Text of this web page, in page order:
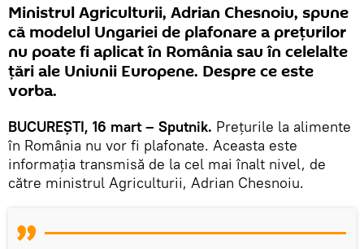
Ministrul Agriculturii, Adrian Chesnoiu, spune
că modelul Ungariei de plafonare a prețurilor
nu poate fi aplicat în România sau în celelalte
țări ale Uniunii Europene. Despre ce este
vorba.
BUCUREȘTI, 16 mart – Sputnik. Prețurile la alimente
în România nu vor fi plafonate. Aceasta este
informația transmisă de la cel mai înalt nivel, de
către ministrul Agriculturii, Adrian Chesnoiu.